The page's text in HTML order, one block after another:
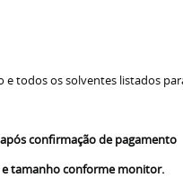
todos os solventes listados
confirmação de pagamento
e tamanho conforme monitor.